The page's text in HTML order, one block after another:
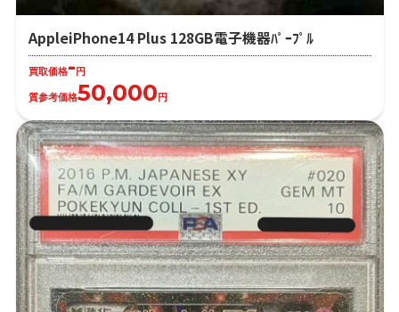
AppleiPhone14 Plus 128GB電子機器ﾊﾟｰﾌﾟﾙ
買取価格- 円
質参考価格50,000 円